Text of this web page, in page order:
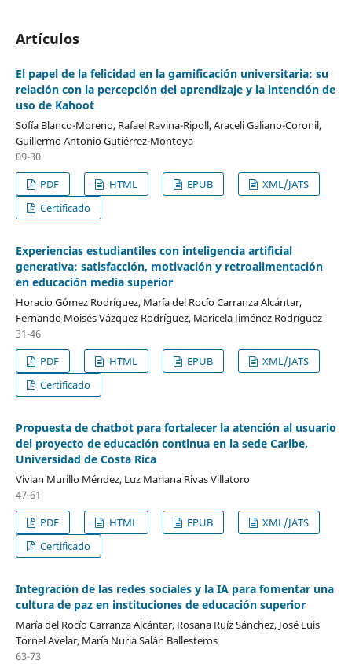
Artículos
El papel de la felicidad en la gamificación universitaria: su
relación con la percepción del aprendizaje y la intención de
uso de Kahoot
Sofía Blanco-Moreno, Rafael Ravina-Ripoll, Araceli Galiano-Coronil,
Guillermo Antonio Gutiérrez-Montoya
09-30
PDF
HTML EPUB
XML/JATS
Certificado
Experiencias estudiantiles con inteligencia artificial
generativa: satisfacción, motivación y retroalimentación
en educación media superior
Horacio Gómez Rodríguez, María del Rocío Carranza Alcántar,
Fernando Moisés Vázquez Rodríguez, Maricela Jiménez Rodríguez
31-46
PDF
HTML EPUB
XML/JATS
Certificado
Propuesta de chatbot para fortalecer la atención al usuario
del proyecto de educación continua en la sede Caribe,
Universidad de Costa Rica
Vivian Murillo Méndez, Luz Mariana Rivas Villatoro
47-61
PDF
HTML EPUB
XML/JATS
Certificado
Integración de las redes sociales y la IA para fomentar una
cultura de paz en instituciones de educación superior
María del Rocío Carranza Alcántar, Rosana Ruíz Sánchez, José Luis
Tornel Avelar, María Nuria Salán Ballesteros
63-73